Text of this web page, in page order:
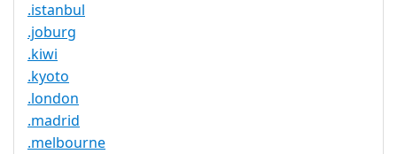
.istanbul
.joburg
.kiwi
.kyoto
.london
.madrid
.melbourne